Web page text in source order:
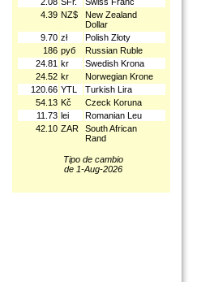
4.39 NZ$
New Zealand
Dollar
9.70 zł
Polish Złoty
186 руб
Russian Ruble
24.81 kr
Swedish Krona
24.52 kr
Norwegian Krone
120.66 YTL
Turkish Lira
54.13 Kč
Czeck Koruna
11.73 lei
Romanian Leu
42.10 ZAR
South African
Rand
Tipo de cambio
de 1-Aug-2026